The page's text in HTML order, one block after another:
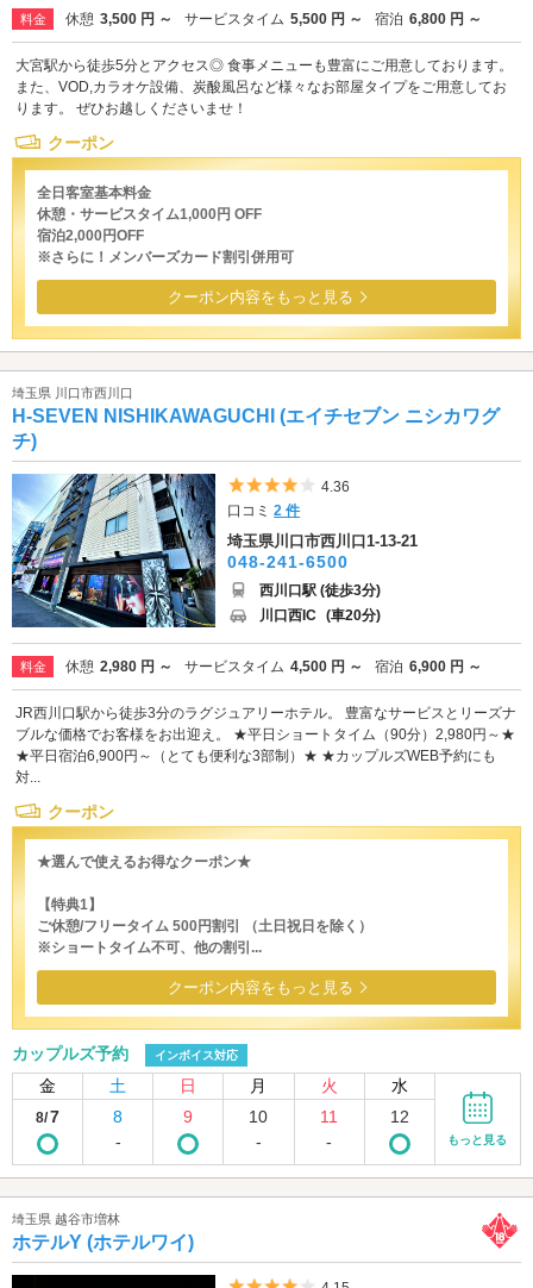
料金 休憩 3,500 円 ～ サービスタイム 5,500 円 ～ 宿泊 6,800 円 ～
大宮駅から徒歩5分とアクセス◎ 食事メニューも豊富にご用意しております。
また、VOD,カラオケ設備、炭酸風呂など様々なお部屋タイプをご用意してお
ります。 ぜひお越しくださいませ！
クーポン
全日客室基本料金
休憩・サービスタイム1,000円 OFF
宿泊2,000円OFF
※さらに！メンバーズカード割引併用可
クーポン内容をもっと見る
埼玉県 川口市西川口
H-SEVEN NISHIKAWAGUCHI (エイチセブン ニシカワグ
チ)
5つ星のうち4
4.36
口コミ2 件
埼玉県川口市西川口1-13-21
048-241-6500
西川口駅 (徒歩3分)
川口西IC (車20分)
料金 休憩 2,980 円 ～ サービスタイム 4,500 円 ～ 宿泊 6,900 円 ～
JR西川口駅から徒歩3分のラグジュアリーホテル。 豊富なサービスとリーズナ
ブルな価格でお客様をお出迎え。 ★平日ショートタイム（90分）2,980円～★
★平日宿泊6,900円～（とても便利な3部制）★ ★カップルズWEB予約にも
対...
クーポン
★選んで使えるお得なクーポン★
【特典1】
ご休憩/フリータイム 500円割引 （土日祝日を除く）
※ショートタイム不可、他の割引...
クーポン内容をもっと見る
カップルズ予約 インボイス対応
金 土 日 月 火 水
8/7
8
-
9
10
-
11
-
12
もっと見る
埼玉県 越谷市増林
ホテルY (ホテルワイ)